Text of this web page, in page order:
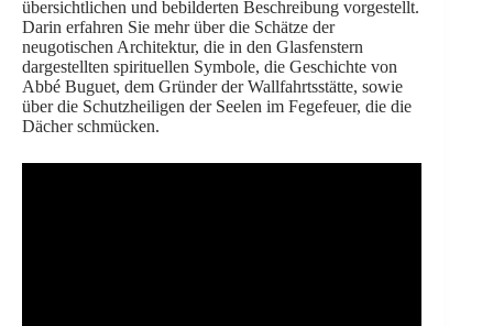
übersichtlichen und bebilderten Beschreibung vorgestellt.
Darin erfahren Sie mehr über die Schätze der
neugotischen Architektur, die in den Glasfenstern
dargestellten spirituellen Symbole, die Geschichte von
Abbé Buguet, dem Gründer der Wallfahrtsstätte, sowie
über die Schutzheiligen der Seelen im Fegefeuer, die die
Dächer schmücken.